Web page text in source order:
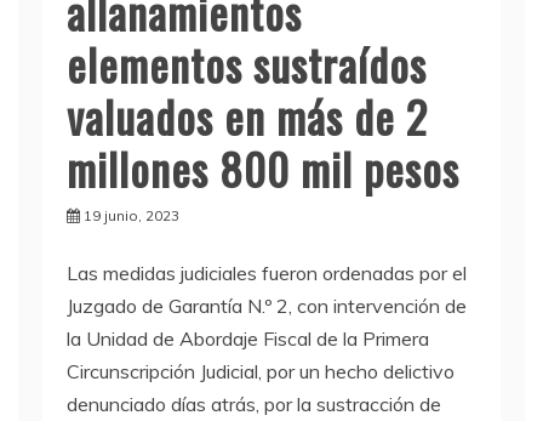
elementos sustraídos
valuados en más de 2
millones 800 mil pesos
19 junio, 2023
Las medidas judiciales fueron ordenadas por el
Juzgado de Garantía N.º 2, con intervención de
la Unidad de Abordaje Fiscal de la Primera
Circunscripción Judicial, por un hecho delictivo
denunciado días atrás, por la sustracción de